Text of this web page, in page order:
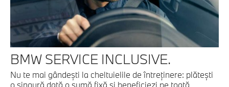
BMW SERVICE INCLUSIVE.
Nu te mai gândeşti la cheltuielile de întreţinere: plăteşti
o singură dată o sumă fixă şi beneficiezi pe toată